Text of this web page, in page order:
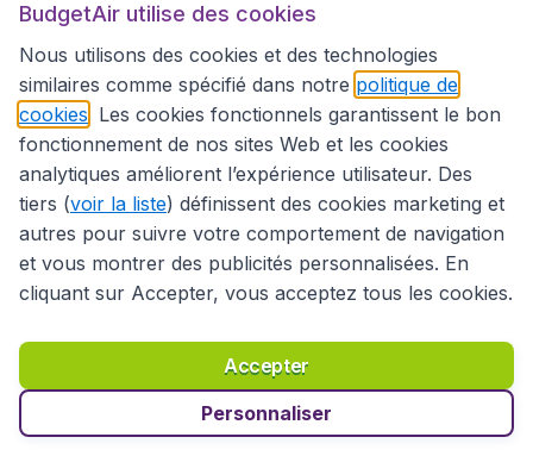
Sites internationaux
Déclaration d’accessibilité
Conditions générales
Déclaration de confidentialité
Droits d’auteur © 2026
BudgetAir utilise des cookies
Nous utilisons des cookies et des technologies
similaires comme spécifié dans notre politique de
cookies . Les cookies fonctionnels garantissent le bon
fonctionnement de nos sites Web et les cookies
analytiques améliorent l’expérience utilisateur. Des
tiers (voir la liste) définissent des cookies marketing et
autres pour suivre votre comportement de navigation
et vous montrer des publicités personnalisées. En
cliquant sur Accepter, vous acceptez tous les cookies.
Accepter
Personnaliser